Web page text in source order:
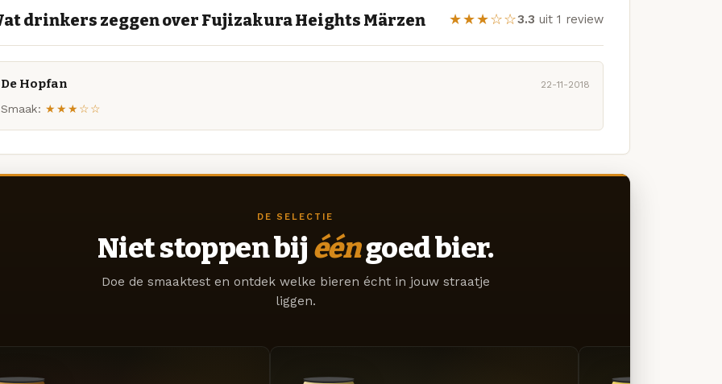
drinkers zeggen over Fujizakura Heights Märzen ★★★☆☆3.3 uit 1 review
De Hopfan 22-11-2018
Smaak: ★★★☆☆
DE SELECTIE
Niet stoppen bij ééngoed bier.
Doe de smaaktest en ontdek welke bieren écht in jouw straatje
liggen.